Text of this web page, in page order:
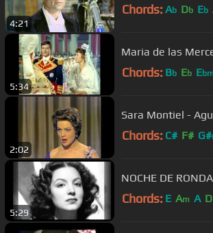
4:21
Chords: Ab Db Eb
5:34
Maria de las
Chords: Bb Eb E
2:02
Sara Montiel -
Chords: C# F# G#
5:29
NOCHE DE
Chords: E Am A D